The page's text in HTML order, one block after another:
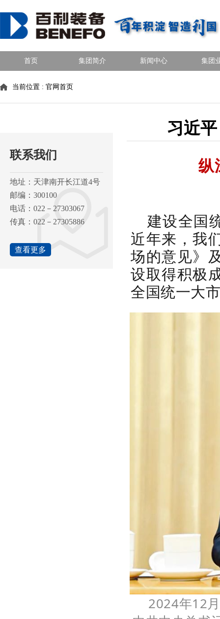
首页 集团简介 新闻中心 集团
当前位置 : 官网首页
联系我们
地址：天津南开长江道4号
邮编：300100
电话：022－27303067
传真：022－27305886
查看更多
习近
纵
建设全国
近年来，我
场的意见》
设取得积极
全国统一大
2024年12